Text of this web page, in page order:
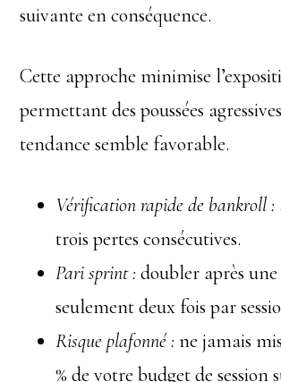
suivante en conséquence.
Cette approche minimise
permettant des poussées
tendance semble favorable.
Vérification rapide de bankroll :
trois pertes consécutives.
Pari sprint : doubler après
seulement deux fois par
Risque plafonné : ne jamais
% de votre budget de session